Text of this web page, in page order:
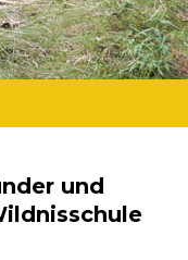
und